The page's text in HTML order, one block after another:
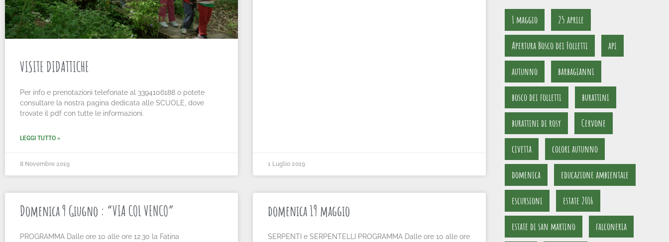
VISITE DIDATTICHE
Per info e prenotazioni telefonate al 3394106188 o potete
consultare la nostra pagina dedicata alle SCUOLE, dove
trovate il pdf con tutte le informazioni.
LEGGI TUTTO »
8 Novembre 2019 1 Luglio 2019
Domenica 9 Giugno : “VIA COL VENCO”
PROGRAMMA Dalle ore 10 alle ore 12.30 la Fatina
domenica 19 maggio
SERPENTI e SERPENTELLI PROGRAMMA Dalle ore 10 alle ore
1 maggio 25 aprile
Apertura Bosco dei Folletti api
autunno barbagianni
bosco dei folletti burattini
burattini di rosy Cervone
civetta colori autunno
domenica educazione ambientale
escursioni estate 2016
estate di san martino falconeria